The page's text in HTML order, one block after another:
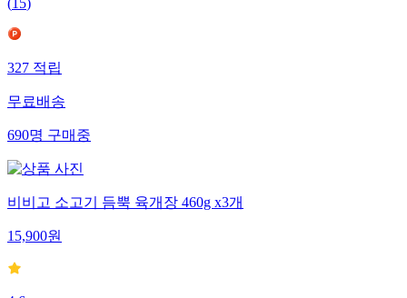
(15)
327적립
무료배송
690명구매중
비비고 소고기 듬뿍 육개장 460g x3개
15,900원